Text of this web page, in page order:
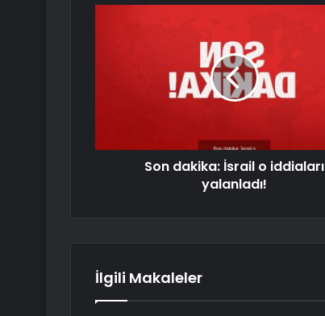
Son dakika: İsrail o iddiaları
yalanladı!
İlgili Makaleler